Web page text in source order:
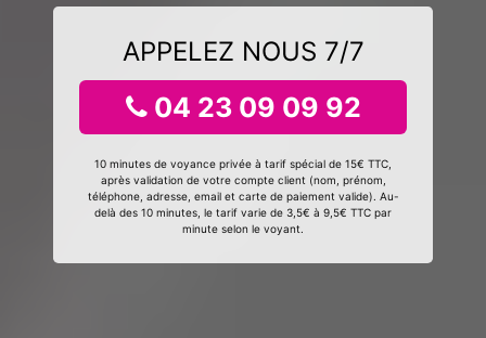
APPELEZ NOUS 7/7
04 23 09 09 92
10 minutes de voyance privée à tarif spécial de 15€ TTC,
après validation de votre compte client (nom, prénom,
téléphone, adresse, email et carte de paiement valide). Au-
delà des 10 minutes, le tarif varie de 3,5€ à 9,5€ TTC par
minute selon le voyant.